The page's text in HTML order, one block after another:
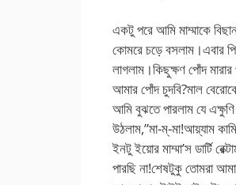
একটু পরে আমি মাম্মাকে
কোমরে চড়ে বসলাম।এবার
লাগলাম।কিছুক্ষণ পোঁদ
আমার পোঁদ চুদবি?মাল
আমি বুঝতে পারলাম যে
উঠলাম,”মা-ম্-মা!আয়্যাম
ইনটু ইয়োর মাম্মা’স ডার্টি
পারছি না!শেষটুকু তোমরা